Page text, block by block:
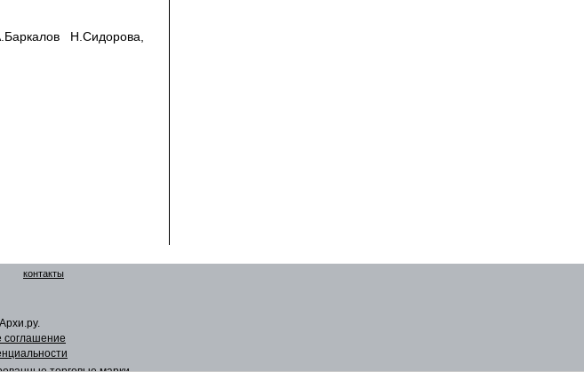
Н.Сидорова,
контакты
соглашение